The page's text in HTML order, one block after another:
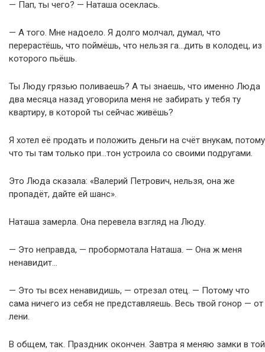
— Пап, ты чего? — Наташа осеклась.
— А того. Мне надоело. Я долго молчал, думал, что
перерастёшь, что поймёшь, что нельзя га…дить в колодец, из
которого пьёшь.
Ты Люду грязью поливаешь? А ты знаешь, что именно Люда
два месяца назад уговорила меня не забирать у тебя ту
квартиру, в которой ты сейчас живёшь?
Я хотел её продать и положить деньги на счёт внукам, потому
что ты там только при…тон устроила со своими подругами.
Это Люда сказала: «Валерий Петрович, нельзя, она же
пропадёт, дайте ей шанс».
Наташа замерла. Она перевела взгляд на Люду.
— Это неправда, — пробормотала Наташа. — Она ж меня
ненавидит…
— Это ты всех ненавидишь, — отрезал отец. — Потому что
сама ничего из себя не представляешь. Весь твой гонор — от
лени.
В общем, так. Праздник окончен. Завтра я меняю замки в той